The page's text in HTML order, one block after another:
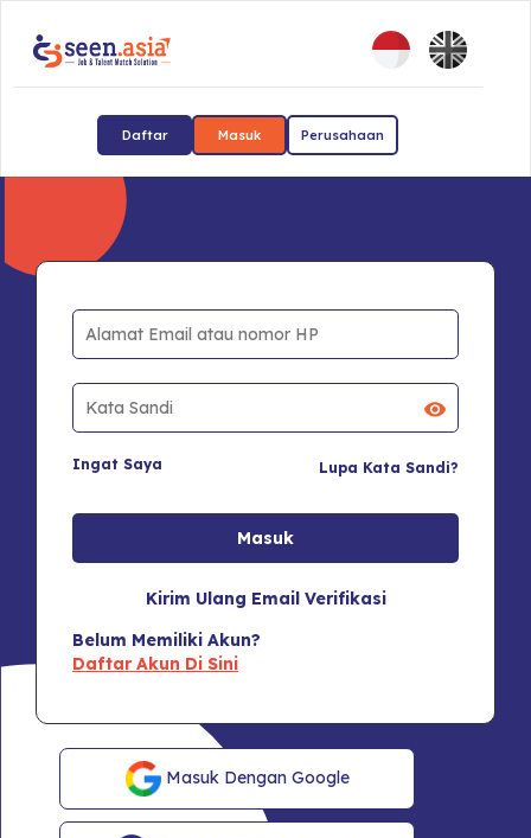
Daftar Masuk Perusahaan
Ingat Saya Lupa Kata Sandi?
Kirim Ulang Email Verifikasi
Belum Memiliki Akun?
Daftar Akun Di Sini
Masuk Dengan Google